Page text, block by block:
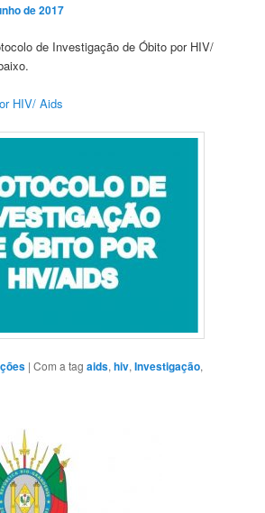
de 2017
de Investigação de Óbito por HIV/
HIV/ Aids
|Com a tagaids,hiv,Investigação,